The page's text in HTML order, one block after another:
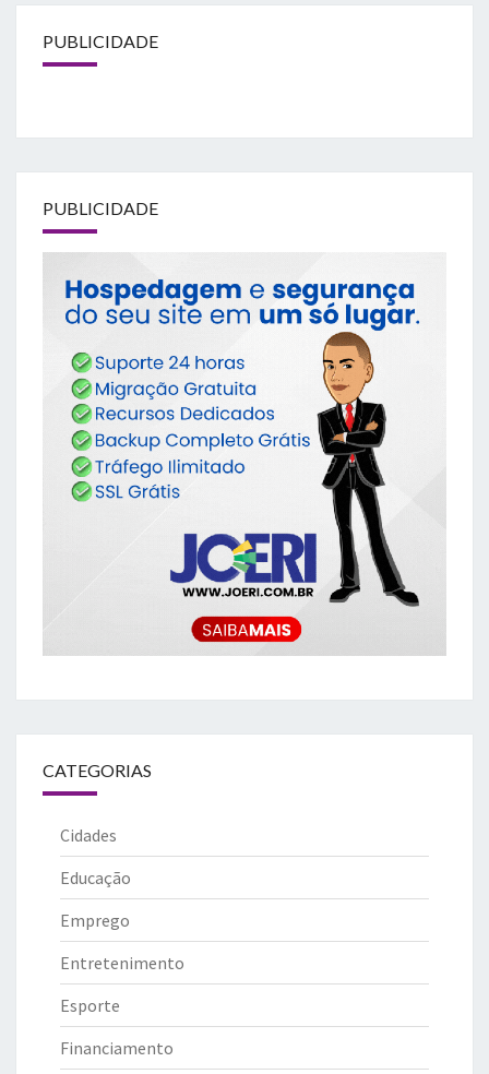
PUBLICIDADE
PUBLICIDADE
CATEGORIAS
Cidades
Educação
Emprego
Entretenimento
Esporte
Financiamento